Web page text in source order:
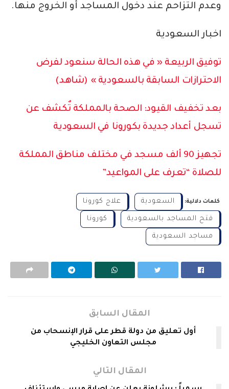
وعدم التزاحم عند دخول المساجد أو الخروج منها.
اخبار السعودية
توفيق الربيعة « في هذه الحالة سنعود لفرض
الاحترازات السابقة بالسعودية » (شاهد)
بعد تخفيف القيود: الصحة بالمملكة تٌكشف عن
تسجل أعداد جديدة بكورونا في السعودية
تجهيز 90 ألف مسجد في مختلف مناطق المملكة
للصلاة “تعرف على المواعيد”
كلمات دلالية: السعودية علاج كورونا
فتح المساجد بالسعودية كورونا
مساجد السعودية
المقال السابق
أول تعليق من دولة قطر على قرار الإنسحاب من
مجلس التعاون الخليجي
المقال التالي